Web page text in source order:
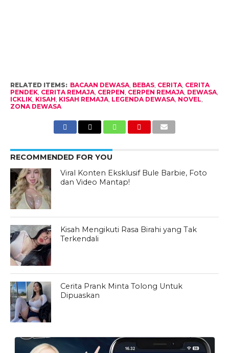
RELATED ITEMS: BACAAN DEWASA, BEBAS, CERITA, CERITA
PENDEK, CERITA REMAJA, CERPEN, CERPEN REMAJA, DEWASA,
ICKLIK, KISAH, KISAH REMAJA, LEGENDA DEWASA, NOVEL,
ZONA DEWASA
RECOMMENDED FOR YOU
Viral Konten Eksklusif Bule Barbie, Foto
dan Video Mantap!
Kisah Mengikuti Rasa Birahi yang Tak
Terkendali
Cerita Prank Minta Tolong Untuk
Dipuaskan